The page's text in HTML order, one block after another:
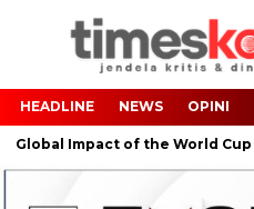
HEADLINE NEWS OPINI
Impact of the World Cup